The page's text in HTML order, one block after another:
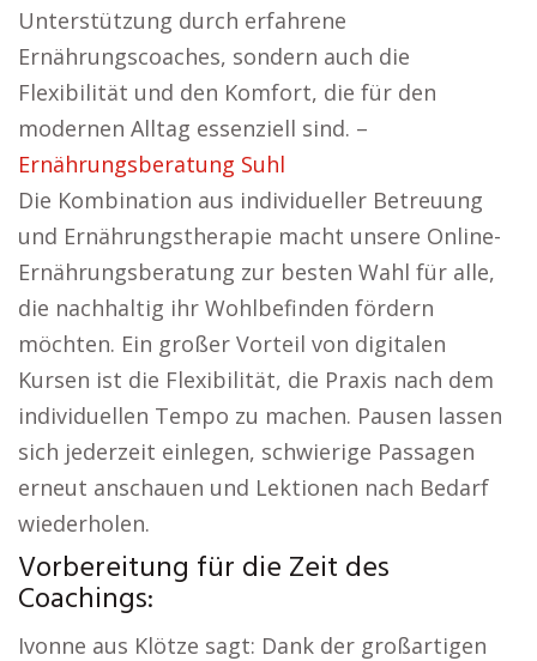
Unterstützung durch erfahrene
Ernährungscoaches, sondern auch die
Flexibilität und den Komfort, die für den
modernen Alltag essenziell sind. –
Ernährungsberatung Suhl
Die Kombination aus individueller Betreuung
und Ernährungstherapie macht unsere Online-
Ernährungsberatung zur besten Wahl für alle,
die nachhaltig ihr Wohlbefinden fördern
möchten. Ein großer Vorteil von digitalen
Kursen ist die Flexibilität, die Praxis nach dem
individuellen Tempo zu machen. Pausen lassen
sich jederzeit einlegen, schwierige Passagen
erneut anschauen und Lektionen nach Bedarf
wiederholen.
Vorbereitung für die Zeit des
Coachings:
Ivonne aus Klötze sagt: Dank der großartigen